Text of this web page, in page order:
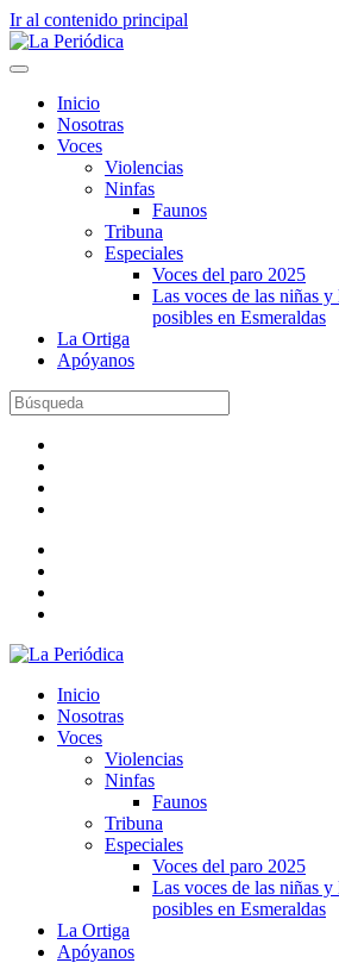
Ir al contenido principal
Inicio
Nosotras
Voces
Violencias
Ninfas
Faunos
Tribuna
Especiales
Voces del paro 2025
Las voces de las niñas
posibles en Esmeraldas
La Ortiga
Apóyanos
Inicio
Nosotras
Voces
Violencias
Ninfas
Faunos
Tribuna
Especiales
Voces del paro 2025
Las voces de las niñas
posibles en Esmeraldas
La Ortiga
Apóyanos